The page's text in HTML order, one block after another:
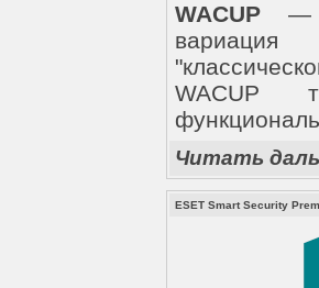
WACUP —
вариация
WACUP
Читать
ESET Smart Security